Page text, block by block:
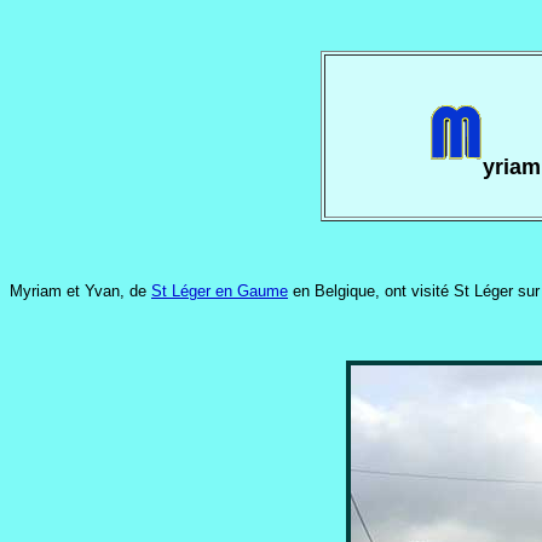
Myriam et Yvan, de St Léger en Gaume en Belgique, ont visité St Léger